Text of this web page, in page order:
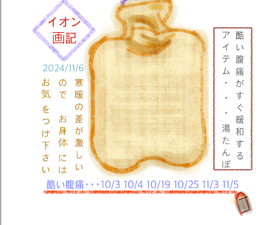
撮ってみたり分かってもらう方法を模索しようと思う。 読書
「 どうでもいいよ 」 はぁー･･･iPhoneメモを愛用していた
し、ここ数年の進化を喜んでいたけど、しばらくは絵を描く
のはクリップスタジオ一択だねえ（ため息）。 ◆ □ ランキン
グ参加中 ◇ ■ ◀︎CLICK THANKS 💎